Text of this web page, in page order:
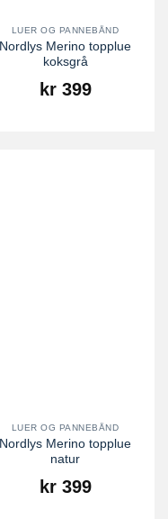
LUER OG PANNEBÅND
Nordlys Merino topplue
koksgrå
kr399
LUER OG PANNEBÅND
Nordlys Merino topplue
natur
kr399